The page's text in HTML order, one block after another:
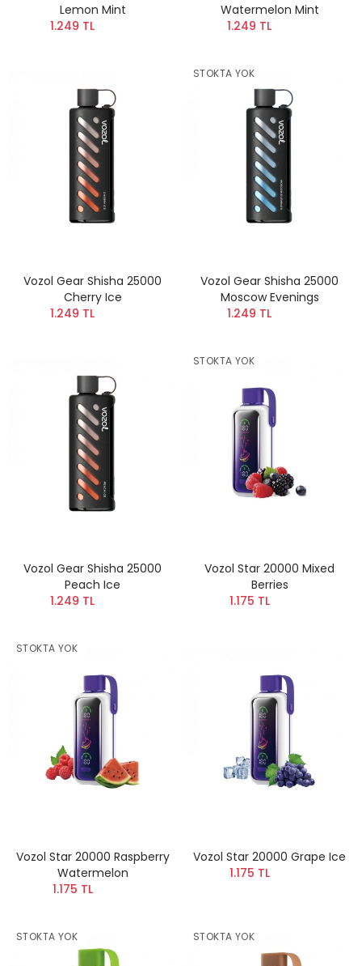
Lemon Mint
1.249 TL
Watermelon Mint
1.249 TL
Vozol Gear Shisha 25000
Cherry Ice
1.249 TL
STOKTA YOK
Vozol Gear Shisha 25000
Moscow Evenings
1.249 TL
Vozol Gear Shisha 25000
Peach Ice
1.249 TL
STOKTA YOK
Vozol Star 20000 Mixed
Berries
1.175 TL
STOKTA YOK
Vozol Star 20000 Raspberry
Watermelon
1.175 TL
Vozol Star 20000 Grape Ice
1.175 TL
STOKTA YOK STOKTA YOK